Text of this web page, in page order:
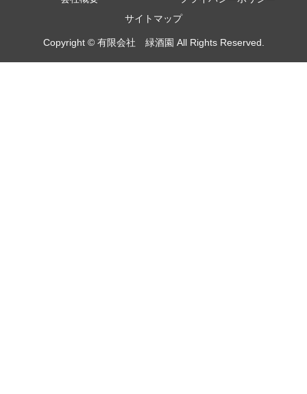
サイトマップ
Copyright © 有限会社 緑酒園 All Rights Reserved.